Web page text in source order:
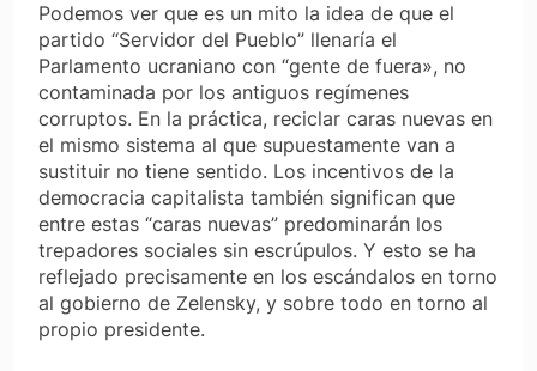
Podemos ver que es un mito la idea de que el
partido “Servidor del Pueblo” llenaría el
Parlamento ucraniano con “gente de fuera», no
contaminada por los antiguos regímenes
corruptos. En la práctica, reciclar caras nuevas en
el mismo sistema al que supuestamente van a
sustituir no tiene sentido. Los incentivos de la
democracia capitalista también significan que
entre estas “caras nuevas” predominarán los
trepadores sociales sin escrúpulos. Y esto se ha
reflejado precisamente en los escándalos en torno
al gobierno de Zelensky, y sobre todo en torno al
propio presidente.